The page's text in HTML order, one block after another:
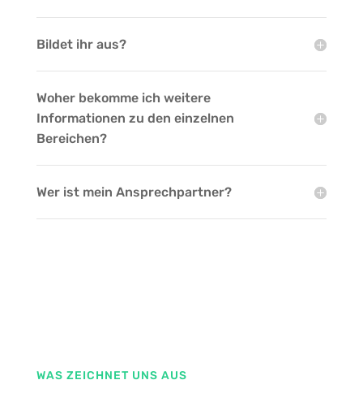
Bildet ihr aus?
Woher bekomme ich weitere
Informationen zu den einzelnen
Bereichen?
Wer ist mein Ansprechpartner?
WAS ZEICHNET UNS AUS